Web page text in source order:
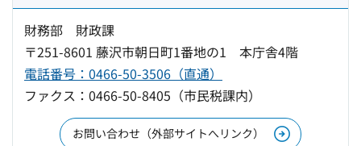
財務部 財政課
〒251-8601 藤沢市朝日町1番地の1 本庁舎4階
電話番号：0466-50-3506（直通）
ファクス：0466-50-8405（市民税課内）
お問い合わせ（外部サイトへリンク）